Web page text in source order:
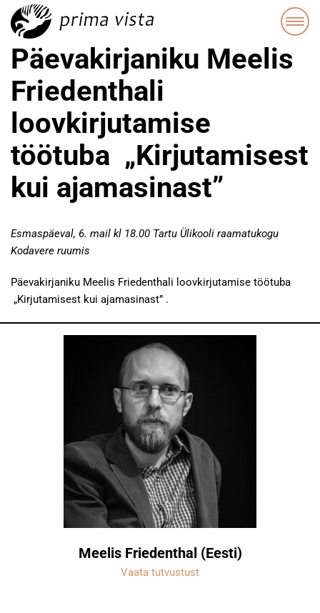
Päevakirjaniku Meelis
Friedenthali
loovkirjutamise
töötuba „Kirjutamisest
kui ajamasinast”
Esmaspäeval, 6. mail kl 18.00 Tartu Ülikooli raamatukogu
Kodavere ruumis
Päevakirjaniku Meelis Friedenthali loovkirjutamise töötuba
„Kirjutamisest kui ajamasinast” .
Meelis Friedenthal (Eesti)
Vaata tutvustust